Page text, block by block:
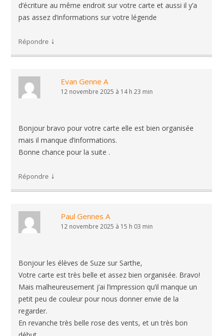
d’écriture au même endroit sur votre carte et aussi il y’a
pas assez d’informations sur votre légende
Répondre ↓
Evan Genne A
12 novembre 2025 à 14 h 23 min
Bonjour bravo pour votre carte elle est bien organisée
mais il manque d’informations.
Bonne chance pour la suite .
Répondre ↓
Paul Gennes A
12 novembre 2025 à 15 h 03 min
Bonjour les élèves de Suze sur Sarthe,
Votre carte est très belle et assez bien organisée. Bravo!
Mais malheureusement j’ai l’impression qu’il manque un
petit peu de couleur pour nous donner envie de la
regarder.
En revanche très belle rose des vents, et un très bon